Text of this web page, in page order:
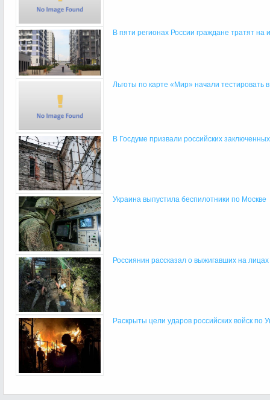
В пяти регионах России граждане тратят на
Льготы по карте «Мир» начали тестировать
В Госдуме призвали российских заключенных
Украина выпустила беспилотники по Москве
Россиянин рассказал о выжигавших на лицах
Раскрыты цели ударов российских войск по